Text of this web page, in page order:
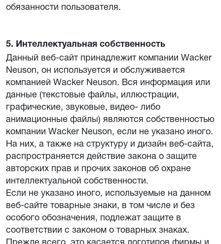
обязанности пользователя.
5. Интеллектуальная собственность
Данный веб-сайт принадлежит компании Wacker
Neuson, он используется и обслуживается
компанией Wacker Neuson. Вся информация или
данные (текстовые файлы, иллюстрации,
графические, звуковые, видео- либо
анимационные файлы) являются собственностью
компании Wacker Neuson, если не указано иного.
На них, а также на структуру и дизайн веб-сайта,
распространяется действие закона о защите
авторских прав и прочих законов об охране
интеллектуальной собственности.
Если не указано иного, используемые на данном
веб-сайте товарные знаки, в том числе и без
особого обозначения, подлежат защите в
соответствии с законом о товарных знаках.
Прежде всего, это касается логотипов фирмы и